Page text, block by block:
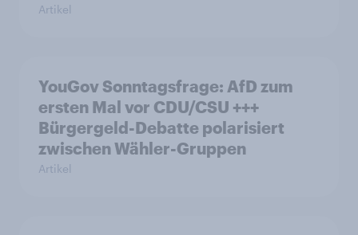
Artikel
YouGov Sonntagsfrage: AfD zum
ersten Mal vor CDU/CSU +++
Bürgergeld-Debatte polarisiert
zwischen Wähler-Gruppen
Artikel